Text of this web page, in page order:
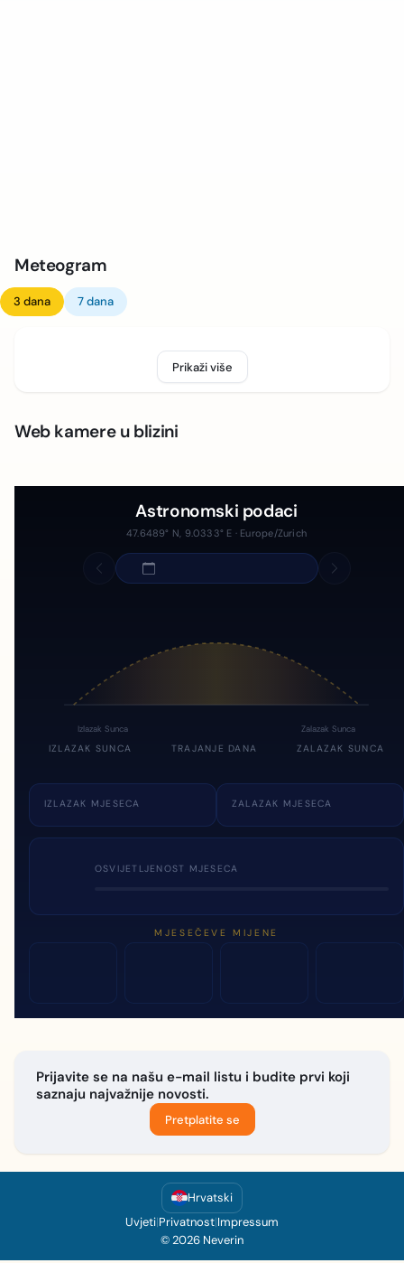
Meteogram
3 dana 7 dana
Prikaži više
Web kamere u blizini
Astronomski podaci
47.6489° N, 9.0333° E · Europe/Zurich
Izlazak Sunca Zalazak Sunca
IZLAZAK SUNCA TRAJANJE DANA ZALAZAK SUNCA
IZLAZAK MJESECA ZALAZAK MJESECA
OSVIJETLJENOST MJESECA
MJESEČEVE MIJENE
Prijavite se na našu e-mail listu i budite prvi koji
saznaju najvažnije novosti.
Pretplatite se
Hrvatski
Uvjeti|Privatnost|Impressum
© 2026 Neverin